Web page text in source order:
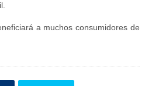
a muchos consumidores de